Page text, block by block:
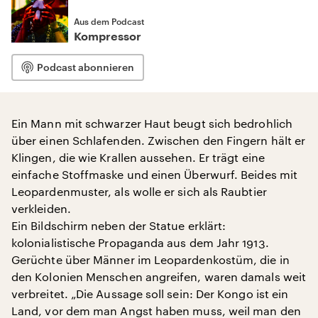
Aus dem Podcast
Kompressor
Podcast abonnieren
Ein Mann mit schwarzer Haut beugt sich bedrohlich
über einen Schlafenden. Zwischen den Fingern hält er
Klingen, die wie Krallen aussehen. Er trägt eine
einfache Stoffmaske und einen Überwurf. Beides mit
Leopardenmuster, als wolle er sich als Raubtier
verkleiden.
Ein Bildschirm neben der Statue erklärt:
kolonialistische Propaganda aus dem Jahr 1913.
Gerüchte über Männer im Leopardenkostüm, die in
den Kolonien Menschen angreifen, waren damals weit
verbreitet. „Die Aussage soll sein: Der Kongo ist ein
Land, vor dem man Angst haben muss, weil man den